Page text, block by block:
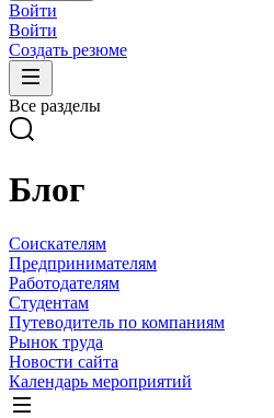
Войти
Войти
Создать резюме
Все разделы
Блог
Соискателям
Предпринимателям
Работодателям
Студентам
Путеводитель по компаниям
Рынок труда
Новости сайта
Календарь мероприятий